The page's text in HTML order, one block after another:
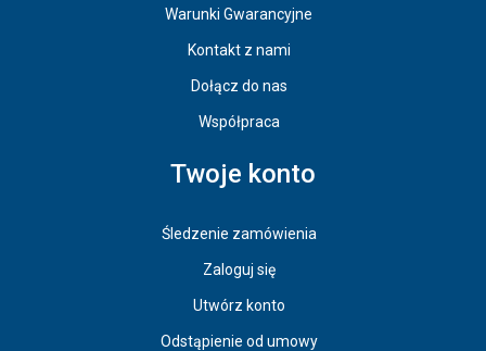
Warunki Gwarancyjne
Kontakt z nami
Dołącz do nas
Współpraca
Twoje konto
Śledzenie zamówienia
Zaloguj się
Utwórz konto
Odstąpienie od umowy